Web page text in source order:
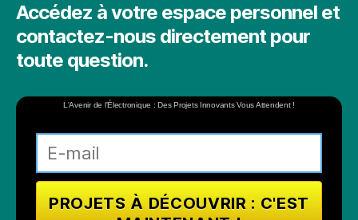
Accédez à votre espace personnel et
contactez-nous directement pour
toute question.
L'Avenir de l'Électronique : Des Projets Innovants Vous Attendent !